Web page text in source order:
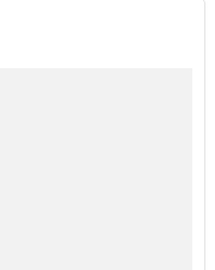
у вас есть вопросы